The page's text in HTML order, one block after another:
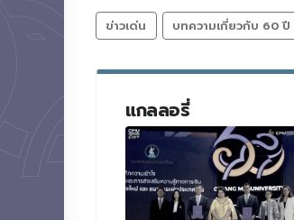
ข่าวเด่น บทความเกี่ยวกับ 60 ปี
แกลลอรี่